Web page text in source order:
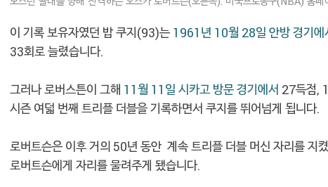
이 기록 보유자였던 밥 쿠지(93)는 1961년 10월 28일 안방 경기에
33회로 늘렸습니다.
그러나 로버스튼이 그해 11월 11일 시카고 방문 경기에서 27득점,
시즌 여덟 번째 트리플 더블을 기록하면서 쿠지를 뛰어넘게 됩니다.
로버트슨은 이후 거의 50년 동안 계속 트리플 더블 머신 자리를 지
로버트슨에게 자리를 물려주게 됐습니다.